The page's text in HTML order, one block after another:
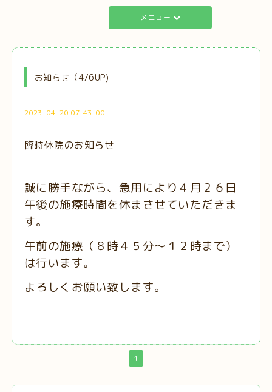
メニュー
お知らせ（4/6UP)
2023-04-20 07:43:00
臨時休院のお知らせ
誠に勝手ながら、急用により４月２６日
午後の施療時間を休まさせていただきま
す。
午前の施療（８時４５分〜１２時まで）
は行います。
よろしくお願い致します。
1